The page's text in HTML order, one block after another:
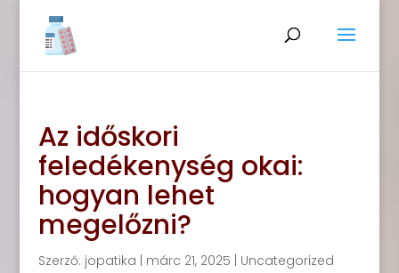
Az időskori
feledékenység okai:
hogyan lehet
megelőzni?
Szerző: jopatika márc 21, 2025 Uncategorized